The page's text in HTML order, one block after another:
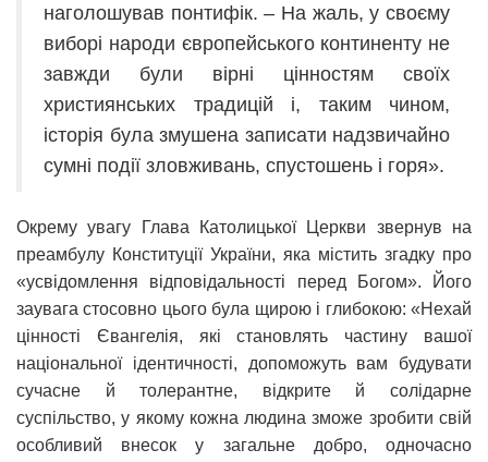
наголошував понтифік. – На жаль, у своєму
виборі народи європейського континенту не
завжди були вірні цінностям своїх
християнських традицій і, таким чином,
історія була змушена записати надзвичайно
сумні події зловживань, спустошень і горя».
Окрему увагу Глава Католицької Церкви звернув на
преамбулу Конституції України, яка містить згадку про
«усвідомлення відповідальності перед Богом». Його
заувага стосовно цього була щирою і глибокою: «Нехай
цінності Євангелія, які становлять частину вашої
національної ідентичності, допоможуть вам будувати
сучасне й толерантне, відкрите й солідарне
суспільство, у якому кожна людина зможе зробити свій
особливий внесок у загальне добро, одночасно